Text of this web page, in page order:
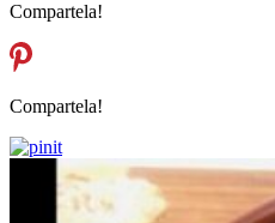
Compartela!
Compartela!